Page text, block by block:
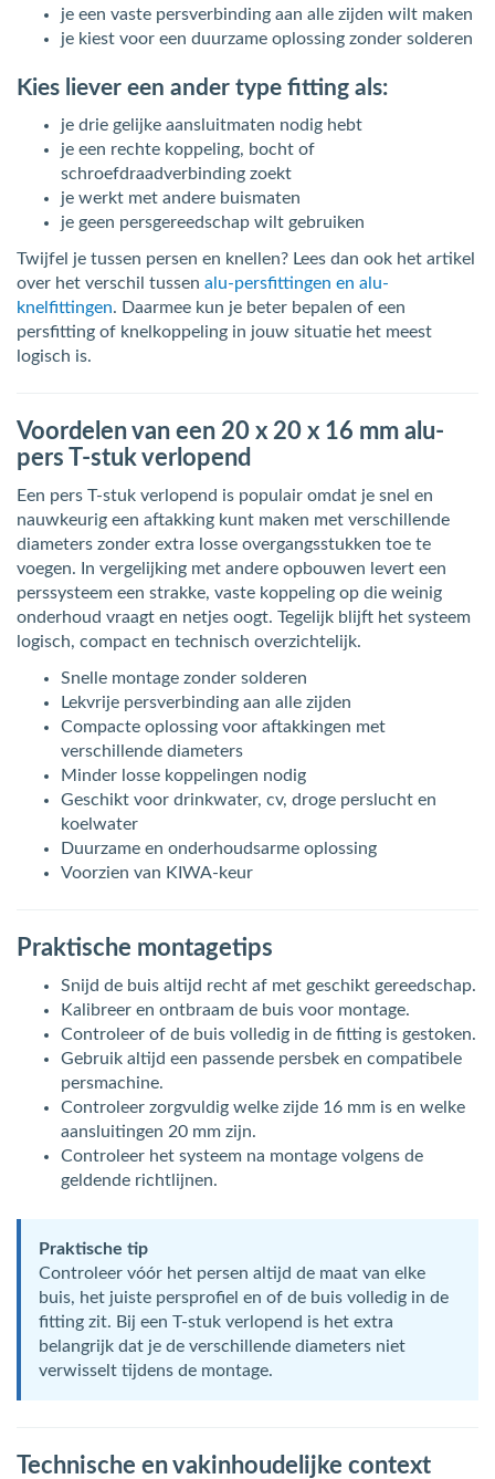
je een vaste persverbinding aan alle zijden wilt maken
je kiest voor een duurzame oplossing zonder solderen
Kies liever een ander type fitting als:
je drie gelijke aansluitmaten nodig hebt
je een rechte koppeling, bocht of
schroefdraadverbinding zoekt
je werkt met andere buismaten
je geen persgereedschap wilt gebruiken
Twijfel je tussen persen en knellen? Lees dan ook het artikel
over het verschil tussen alu-persfittingen en alu-
knelfittingen. Daarmee kun je beter bepalen of een
persfitting of knelkoppeling in jouw situatie het meest
logisch is.
Voordelen van een 20 x 20 x 16 mm alu-
pers T-stuk verlopend
Een pers T-stuk verlopend is populair omdat je snel en
nauwkeurig een aftakking kunt maken met verschillende
diameters zonder extra losse overgangsstukken toe te
voegen. In vergelijking met andere opbouwen levert een
perssysteem een strakke, vaste koppeling op die weinig
onderhoud vraagt en netjes oogt. Tegelijk blijft het systeem
logisch, compact en technisch overzichtelijk.
Snelle montage zonder solderen
Lekvrije persverbinding aan alle zijden
Compacte oplossing voor aftakkingen met
verschillende diameters
Minder losse koppelingen nodig
Geschikt voor drinkwater, cv, droge perslucht en
koelwater
Duurzame en onderhoudsarme oplossing
Voorzien van KIWA-keur
Praktische montagetips
Snijd de buis altijd recht af met geschikt gereedschap.
Kalibreer en ontbraam de buis voor montage.
Controleer of de buis volledig in de fitting is gestoken.
Gebruik altijd een passende persbek en compatibele
persmachine.
Controleer zorgvuldig welke zijde 16 mm is en welke
aansluitingen 20 mm zijn.
Controleer het systeem na montage volgens de
geldende richtlijnen.
Praktische tip
Controleer vóór het persen altijd de maat van elke
buis, het juiste persprofiel en of de buis volledig in de
fitting zit. Bij een T-stuk verlopend is het extra
belangrijk dat je de verschillende diameters niet
verwisselt tijdens de montage.
Technische en vakinhoudelijke context